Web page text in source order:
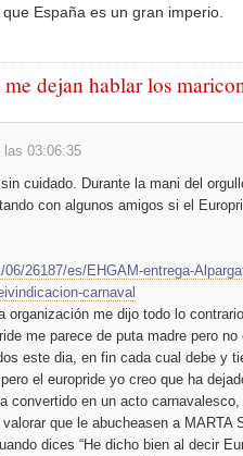
España es un gran imperio.
dejan hablar los
las 03:06:35
cuidado. Durante la mani del
con algunos amigos si el
26187/es/EHGAM-entrega-
carnaval
organización me dijo todo lo
me parece de puta madre pero no
este dia, en fin cada cual debe y
el europride yo creo que ha
convertido en un acto carnavalesco,
que le abucheasen a MARTA
dices “He dicho bien al decir